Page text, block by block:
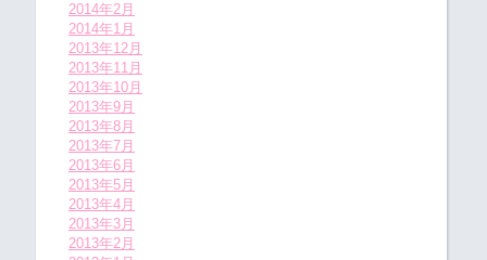
2014年2月
2014年1月
2013年12月
2013年11月
2013年10月
2013年9月
2013年8月
2013年7月
2013年6月
2013年5月
2013年4月
2013年3月
2013年2月